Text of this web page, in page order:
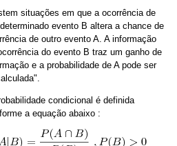
situações em que a ocorrência de
evento B altera a chance de
de outro evento A. A informação
do evento B traz um ganho de
e a probabilidade de A pode ser
condicional é definida
a equação abaixo :